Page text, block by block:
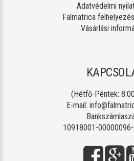
Adatvédelmi
Falmatrica
Vásárlási
(Hétfő-Péntek:
E-mail:
10918001-